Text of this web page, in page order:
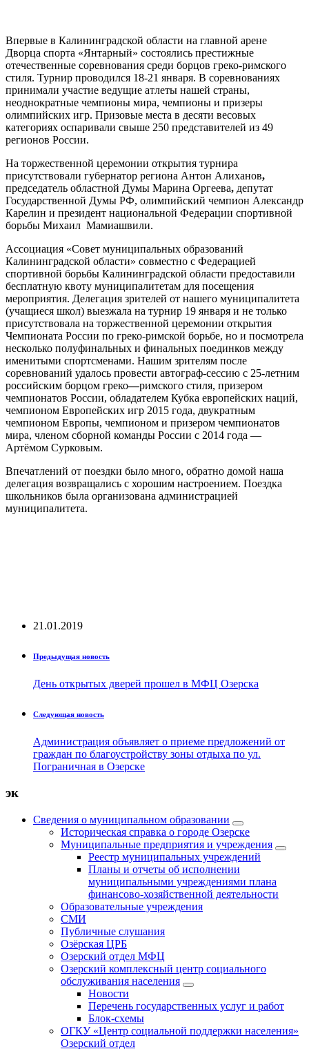
Впервые в Калининградской области на главной арене
Дворца спорта «Янтарный» состоялись престижные
отечественные соревнования среди борцов греко-римского
стиля. Турнир проводился 18-21 января. В соревнованиях
принимали участие ведущие атлеты нашей страны,
неоднократные чемпионы мира, чемпионы и призеры
олимпийских игр. Призовые места в десяти весовых
категориях оспаривали свыше 250 представителей из 49
регионов России.
На торжественной церемонии открытия турнира
присутствовали губернатор региона Антон Алиханов,
председатель областной Думы Марина Оргеева, депутат
Государственной Думы РФ, олимпийский чемпион Александр
Карелин и президент национальной Федерации спортивной
борьбы Михаил Мамиашвили.
Ассоциация «Совет муниципальных образований
Калининградской области» совместно с Федерацией
спортивной борьбы Калининградской области предоставили
бесплатную квоту муниципалитетам для посещения
мероприятия. Делегация зрителей от нашего муниципалитета
(учащиеся школ) выезжала на турнир 19 января и не только
присутствовала на торжественной церемонии открытия
Чемпионата России по греко-римской борьбе, но и посмотрела
несколько полуфинальных и финальных поединков между
именитыми спортсменами. Нашим зрителям после
соревнований удалось провести автограф-сессию с 25-летним
российским борцом греко—римского стиля, призером
чемпионатов России, обладателем Кубка европейских наций,
чемпионом Европейских игр 2015 года, двукратным
чемпионом Европы, чемпионом и призером чемпионатов
мира, членом сборной команды России с 2014 года —
Артёмом Сурковым.
Впечатлений от поездки было много, обратно домой наша
делегация возвращались с хорошим настроением. Поездка
школьников была организована администрацией
муниципалитета.
21.01.2019
Предыдущая новость
День открытых дверей прошел в МФЦ Озерска
Следующая новость
Администрация объявляет о приеме предложений от
граждан по благоустройству зоны отдыха по ул.
Пограничная в Озерске
эк
Сведения о муниципальном образовании
Историческая справка о городе Озерске
Муниципальные предприятия и учреждения
Реестр муниципальных учреждений
Планы и отчеты об исполнении
муниципальными учреждениями плана
финансово-хозяйственной деятельности
Образовательные учреждения
СМИ
Публичные слушания
Озёрская ЦРБ
Озерский отдел МФЦ
Озерский комплексный центр социального
обслуживания населения
Новости
Перечень государственных услуг и работ
Блок-схемы
ОГКУ «Центр социальной поддержки населения»
Озерский отдел